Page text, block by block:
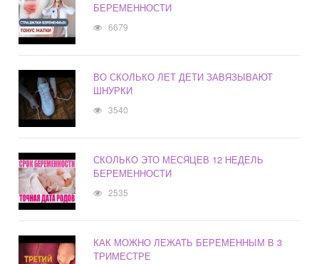
БЕРЕМЕННОСТИ
6679
ВО СКОЛЬКО ЛЕТ ДЕТИ ЗАВЯЗЫВАЮТ
ШНУРКИ
3540
СКОЛЬКО ЭТО МЕСЯЦЕВ 12 НЕДЕЛЬ
БЕРЕМЕННОСТИ
2535
КАК МОЖНО ЛЕЖАТЬ БЕРЕМЕННЫМ В 3
ТРИМЕСТРЕ